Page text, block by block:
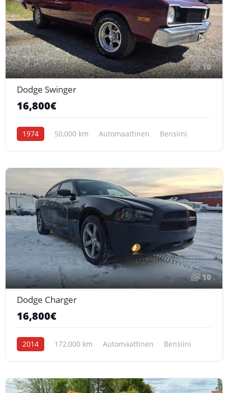
10
Dodge Swinger
16,800€
1974 50,000 km Automaattinen Bensiini
10
Dodge Charger
16,800€
2014 172,000 km Automaattinen Bensiini